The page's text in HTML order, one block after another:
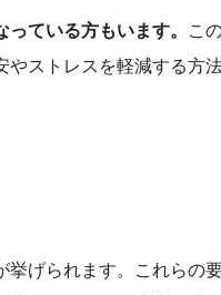
ている方もいます。
こ
ストレスを軽減する方
げられます。これらの